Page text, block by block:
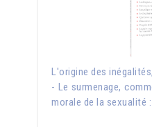
L'origine des
- Le surmenage,
morale de la sexualité